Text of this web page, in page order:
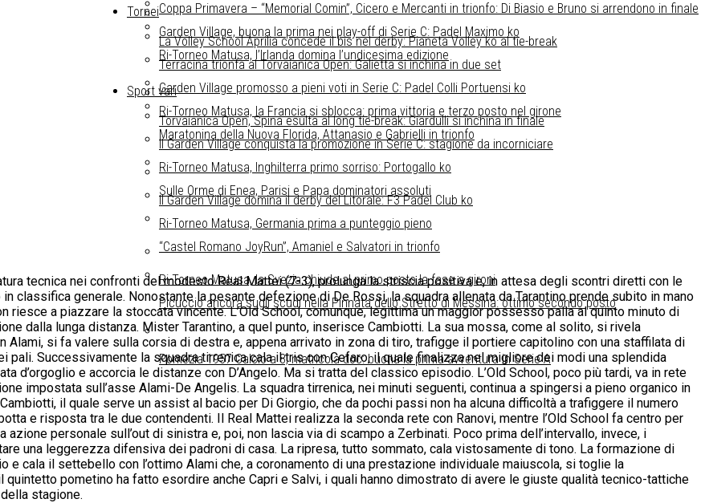
La Volley School Aprilia concede il bis nel derby: Pianeta Volley ko al tie-break
Coppa Primavera – “Memorial Comin”, Cicero e Mercanti in trionfo: Di Biasio e Bruno si arrendono in finale
Terracina trionfa al Torvaianica Open: Galietta si inchina in due set
Torvaianica Open, Spina esulta al long tie-break: Giardulli si inchina in finale
Garden Village, buona la prima nei play-off di Serie C: Padel Maximo ko
Garden Village promosso a pieni voti in Serie C: Padel Colli Portuensi ko
Il Garden Village conquista la promozione in Serie C: stagione da incorniciare
Il Garden Village domina il derby del Litorale: F3 Padel Club ko
Tornei
Ri-Torneo Matusa, l’Irlanda domina l’undicesima edizione
Ri-Torneo Matusa, la Francia si sblocca: prima vittoria e terzo posto nel girone
Ri-Torneo Matusa, Inghilterra primo sorriso: Portogallo ko
Ri-Torneo Matusa, Germania prima a punteggio pieno
Ri-Torneo Matusa, la Svezia chiude al primo posto la fase a gironi
Sport vari
Maratonina della Nuova Florida, Attanasio e Gabrielli in trionfo
Sulle Orme di Enea, Parisi e Papa dominatori assoluti
“Castel Romano JoyRun”, Amaniel e Salvatori in trionfo
Picuccio ancora sugli scudi nella Pinnata dello Stretto di Messina: ottimo secondo posto
Pomezia 1957 Calcio a 8, matricola doc: buona la prima avventura in Serie A
tecnica nei confronti del modesto Real Mattei (7-3), prolunga la striscia positiva e, in attesa degli scontri diretti con le
classifica generale. Nonostante la pesante defezione di De Rossi, la squadra allenata da Tarantino prende subito in mano
riesce a piazzare la stoccata vincente. L’Old School, comunque, legittima un maggior possesso palla al quinto minuto di
dalla lunga distanza. Mister Tarantino, a quel punto, inserisce Cambiotti. La sua mossa, come al solito, si rivela
si fa valere sulla corsia di destra e, appena arrivato in zona di tiro, trafigge il portiere capitolino con una staffilata di
pali. Successivamente la squadra tirrenica cala il tris con Cefaro, il quale finalizza nel migliore dei modi una splendida
d’orgoglio e accorcia le distanze con D’Angelo. Ma si tratta del classico episodio. L’Old School, poco più tardi, va in rete
impostata sull’asse Alami-De Angelis. La squadra tirrenica, nei minuti seguenti, continua a spingersi a pieno organico in
il quale serve un assist al bacio per Di Giorgio, che da pochi passi non ha alcuna difficoltà a trafiggere il numero
e risposta tra le due contendenti. Il Real Mattei realizza la seconda rete con Ranovi, mentre l’Old School fa centro per
personale sull’out di sinistra e, poi, non lascia via di scampo a Zerbinati. Poco prima dell’intervallo, invece, i
una leggerezza difensiva dei padroni di casa. La ripresa, tutto sommato, cala vistosamente di tono. La formazione di
e cala il settebello con l’ottimo Alami che, a coronamento di una prestazione individuale maiuscola, si toglie la
pometino ha fatto esordire anche Capri e Salvi, i quali hanno dimostrato di avere le giuste qualità tecnico-tattiche
stagione.